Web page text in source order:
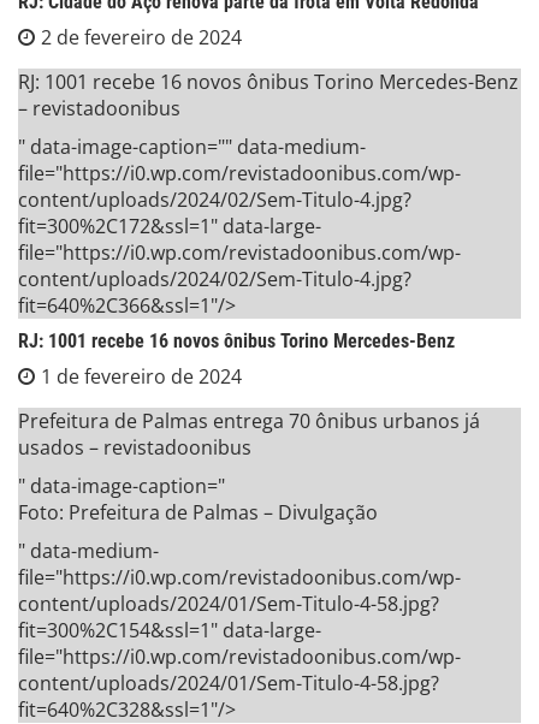
2 de fevereiro de 2024
RJ: 1001 recebe 16 novos ônibus Torino Mercedes-Benz
– revistadoonibus
" data-image-caption="" data-medium-
file="https://i0.wp.com/revistadoonibus.com/wp-
content/uploads/2024/02/Sem-Titulo-4.jpg?
fit=300%2C172&ssl=1" data-large-
file="https://i0.wp.com/revistadoonibus.com/wp-
content/uploads/2024/02/Sem-Titulo-4.jpg?
fit=640%2C366&ssl=1"/>
RJ: 1001 recebe 16 novos ônibus Torino Mercedes-Benz
1 de fevereiro de 2024
Prefeitura de Palmas entrega 70 ônibus urbanos já
usados – revistadoonibus
" data-image-caption="
Foto: Prefeitura de Palmas – Divulgação
" data-medium-
file="https://i0.wp.com/revistadoonibus.com/wp-
content/uploads/2024/01/Sem-Titulo-4-58.jpg?
fit=300%2C154&ssl=1" data-large-
file="https://i0.wp.com/revistadoonibus.com/wp-
content/uploads/2024/01/Sem-Titulo-4-58.jpg?
fit=640%2C328&ssl=1"/>